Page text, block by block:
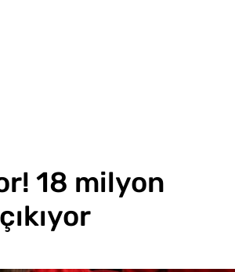
18 milyon